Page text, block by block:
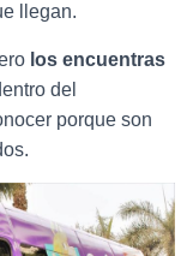
llegan.
los encuentras
del
porque son